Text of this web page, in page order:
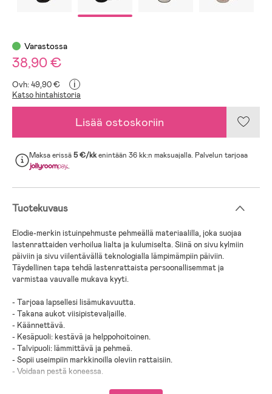
Varastossa
38,90 €
Ovh: 49,90 € i
Katso hintahistoria
Lisää ostoskoriin
Maksa erissä5 €/kkenintään 36 kk:n maksuajalla. Palvelun tarjoaa
.
Tuotekuvaus
Elodie-merkin istuinpehmuste pehmeällä materiaalilla, joka suojaa
lastenrattaiden verhoilua lialta ja kulumiselta. Siinä on sivu kylmiin
päiviin ja sivu viilentävällä teknologialla lämpimämpiin päiviin.
Täydellinen tapa tehdä lastenrattaista persoonallisemmat ja
varmistaa vauvalle mukava kyyti.
- Tarjoaa lapsellesi lisämukavuutta.
- Takana aukot viisipistevaljaille.
- Käännettävä.
- Kesäpuoli: kestävä ja helppohoitoinen.
- Talvipuoli: lämmittävä ja pehmeä.
- Sopii useimpiin markkinoilla oleviin rattaisiin.
- Voidaan pestä koneessa.